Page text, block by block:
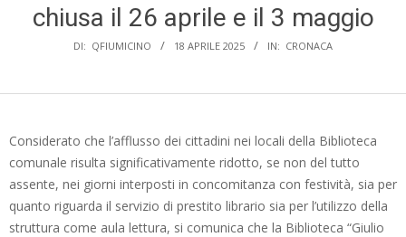
chiusa il 26 aprile e il 3 maggio
DI: QFIUMICINO 18 APRILE 2025 IN: CRONACA
Considerato che l’afflusso dei cittadini nei locali della Biblioteca
comunale risulta significativamente ridotto, se non del tutto
assente, nei giorni interposti in concomitanza con festività, sia per
quanto riguarda il servizio di prestito librario sia per l’utilizzo della
struttura come aula lettura, si comunica che la Biblioteca “Giulio